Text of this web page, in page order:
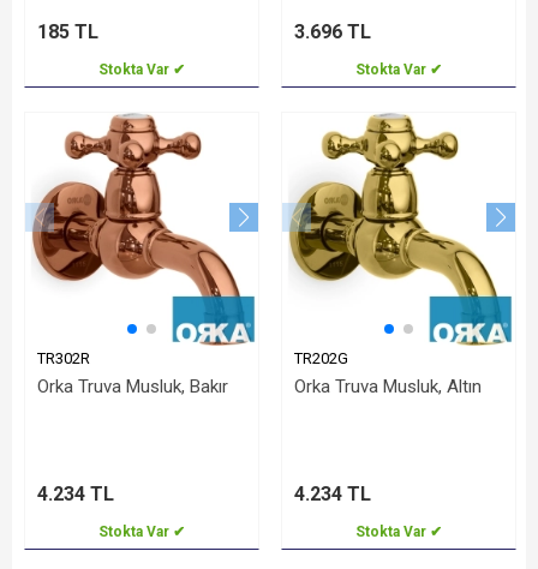
185 TL
Stokta Var ✔
3.696 TL
Stokta Var ✔
TR302R
Orka Truva Musluk, Bakır
4.234 TL
Stokta Var ✔
TR202G
Orka Truva Musluk, Altın
4.234 TL
Stokta Var ✔